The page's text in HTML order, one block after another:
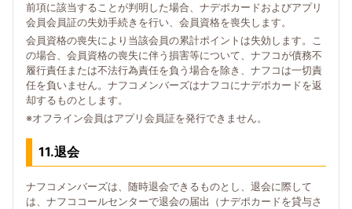
前項に該当することが判明した場合、ナデポカードおよびアプリ
会員会員証の失効手続きを行い、会員資格を喪失します。
会員資格の喪失により当該会員の累計ポイントは失効します。こ
の場合、会員資格の喪失に伴う損害等について、ナフコが債務不
履行責任または不法行為責任を負う場合を除き、ナフコは一切責
任を負いません。ナフコメンバーズはナフコにナデポカードを返
却するものとします。
※オフライン会員はアプリ会員証を発行できません。
11.退会
ナフコメンバーズは、随時退会できるものとし、退会に際して
は、ナフココールセンターで退会の届出（ナデポカードを貸与さ